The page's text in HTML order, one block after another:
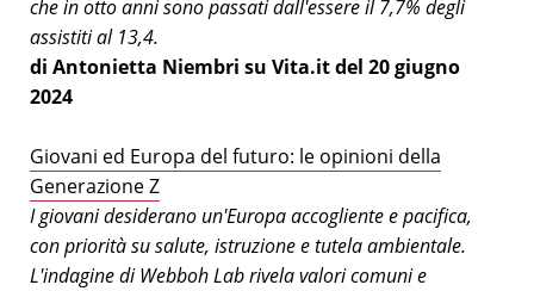
che in otto anni sono passati dall'essere il 7,7% degli
assistiti al 13,4.
di Antonietta Niembri su Vita.it del 20 giugno
2024
Giovani ed Europa del futuro: le opinioni della
Generazione Z
I giovani desiderano un'Europa accogliente e pacifica,
con priorità su salute, istruzione e tutela ambientale.
L'indagine di Webboh Lab rivela valori comuni e